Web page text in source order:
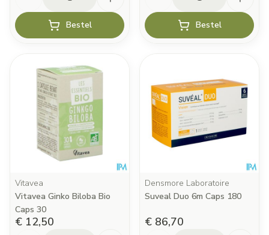
Bestel Bestel
Vitavea
Vitavea Ginko Biloba Bio
Caps 30
€ 12,50
Densmore Laboratoire
Suveal Duo 6m Caps 180
€ 86,70